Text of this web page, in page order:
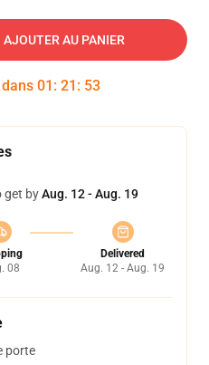
AJOUTER AU PANIER
01 : 21 : 53
get byAug. 12 - Aug. 19
08
Delivered
Aug. 12 - Aug. 19
porte